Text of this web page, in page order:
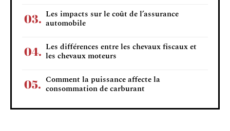
Les impacts sur le coût de l’assurance
automobile
Les différences entre les chevaux fiscaux et
les chevaux moteurs
Comment la puissance affecte la
consommation de carburant